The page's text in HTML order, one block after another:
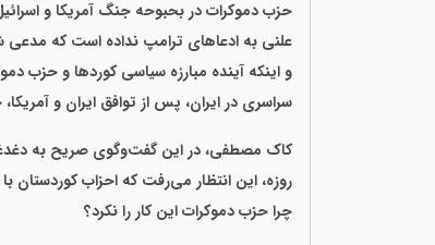
حزب دموکرات در بحبوحه جنگ آمریکا و
علنی به ادعاهای ترامپ نداده است که مدعی
و اینکه آینده مبارزه سیاسی کوردها و
سراسری در ایران، پس از توافق ایران و
روزه، این انتظار می‌رفت که احزاب کوردستان
چرا حزب دموکرات این کار را نکرد؟